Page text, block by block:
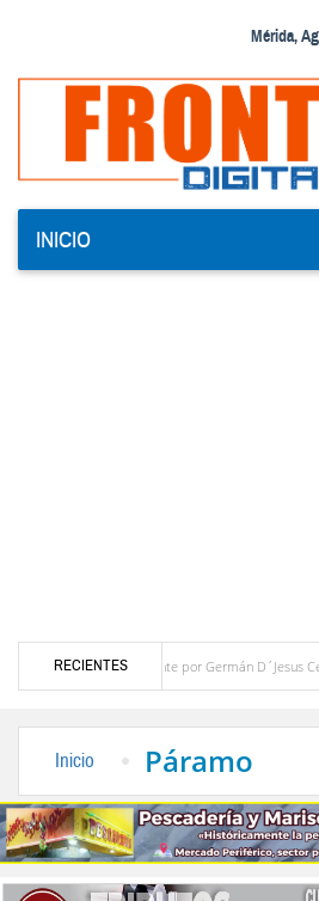
Mérida,
INICIO
RECIENTES
la gente por Germán D´Jesus Cerrada
EE
Inicio Páramo